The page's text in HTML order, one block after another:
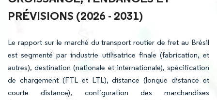
PRÉVISIONS (2026 - 2031)
Le rapport sur le marché du transport routier de fret au Brésil
est segmenté par industrie utilisatrice finale (fabrication, et
autres), destination (nationale et internationale), spécification
de chargement (FTL et LTL), distance (longue distance et
courte distance), configuration des marchandises